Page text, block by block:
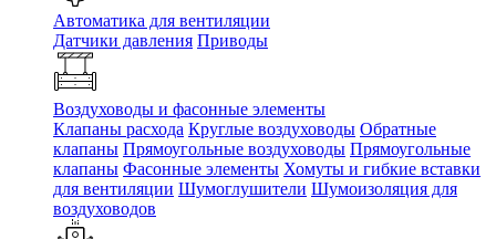
Автоматика для вентиляции
Датчики давления Приводы
Воздуховоды и фасонные элементы
Клапаны расхода Круглые воздуховоды Обратные
клапаны Прямоугольные воздуховоды Прямоугольные
клапаны Фасонные элементы Хомуты и гибкие вставки
для вентиляции Шумоглушители Шумоизоляция для
воздуховодов